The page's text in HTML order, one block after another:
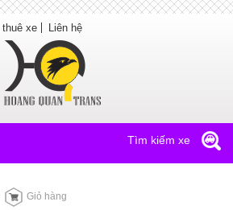
xe Liên hệ
Tìm kiếm xe
Giỏ hàng